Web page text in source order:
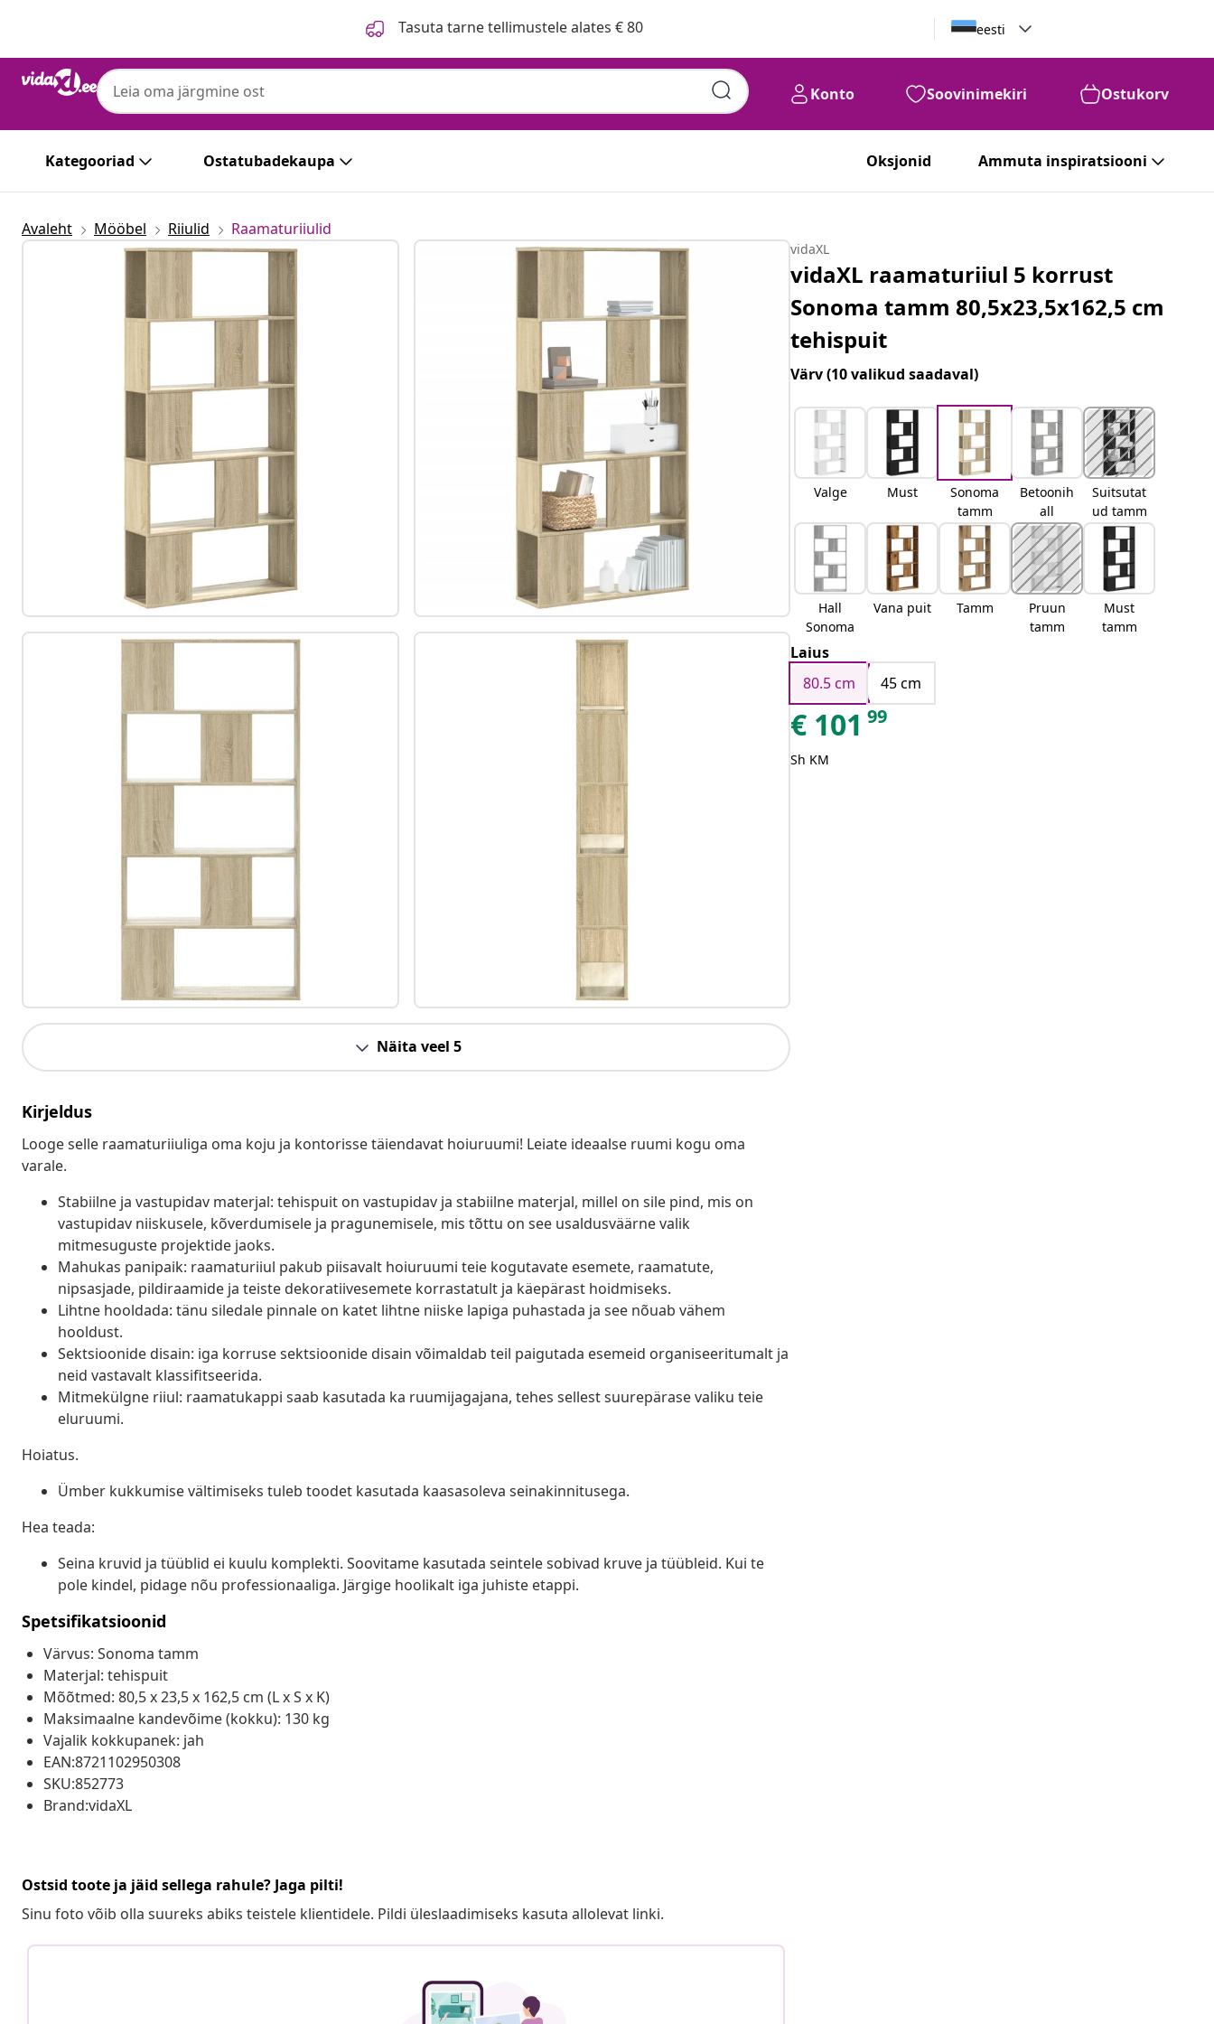
Tasuta tarne tellimustele alates € 80 eesti
Konto Soovinimekiri Ostukorv
Kategooriad Ostatubadekaupa Oksjonid Ammuta inspiratsiooni
Avaleht Mööbel Riiulid Raamaturiiulid
Näita veel 5
Kirjeldus
Looge selle raamaturiiuliga oma koju ja kontorisse täiendavat hoiuruumi! Leiate ideaalse ruumi kogu oma
varale.
Stabiilne ja vastupidav materjal: tehispuit on vastupidav ja stabiilne materjal, millel on sile pind, mis on
vastupidav niiskusele, kõverdumisele ja pragunemisele, mis tõttu on see usaldusväärne valik
mitmesuguste projektide jaoks.
Mahukas panipaik: raamaturiiul pakub piisavalt hoiuruumi teie kogutavate esemete, raamatute,
nipsasjade, pildiraamide ja teiste dekoratiivesemete korrastatult ja käepärast hoidmiseks.
Lihtne hooldada: tänu siledale pinnale on katet lihtne niiske lapiga puhastada ja see nõuab vähem
hooldust.
Sektsioonide disain: iga korruse sektsioonide disain võimaldab teil paigutada esemeid organiseeritumalt ja
neid vastavalt klassifitseerida.
Mitmekülgne riiul: raamatukappi saab kasutada ka ruumijagajana, tehes sellest suurepärase valiku teie
eluruumi.
Hoiatus.
Ümber kukkumise vältimiseks tuleb toodet kasutada kaasasoleva seinakinnitusega.
Hea teada:
Seina kruvid ja tüüblid ei kuulu komplekti. Soovitame kasutada seintele sobivad kruve ja tüübleid. Kui te
pole kindel, pidage nõu professionaaliga. Järgige hoolikalt iga juhiste etappi.
Spetsifikatsioonid
Värvus: Sonoma tamm
Materjal: tehispuit
Mõõtmed: 80,5 x 23,5 x 162,5 cm (L x S x K)
Maksimaalne kandevõime (kokku): 130 kg
Vajalik kokkupanek: jah
EAN:8721102950308
SKU:852773
Brand:vidaXL
Ostsid toote ja jäid sellega rahule? Jaga pilti!
Sinu foto võib olla suureks abiks teistele klientidele. Pildi üleslaadimiseks kasuta allolevat linki.
vidaXL
vidaXL raamaturiiul 5 korrust
Sonoma tamm 80,5x23,5x162,5 cm
tehispuit
Värv(10 valikud saadaval)
Valge Must
Sonoma
tamm
Betoonih
all
Suitsutat
ud tamm
Hall
Sonoma
Vana puit Tamm
Pruun
tamm
Must
tamm
Laius
80.5 cm
45 cm
€ 101 99
Sh KM